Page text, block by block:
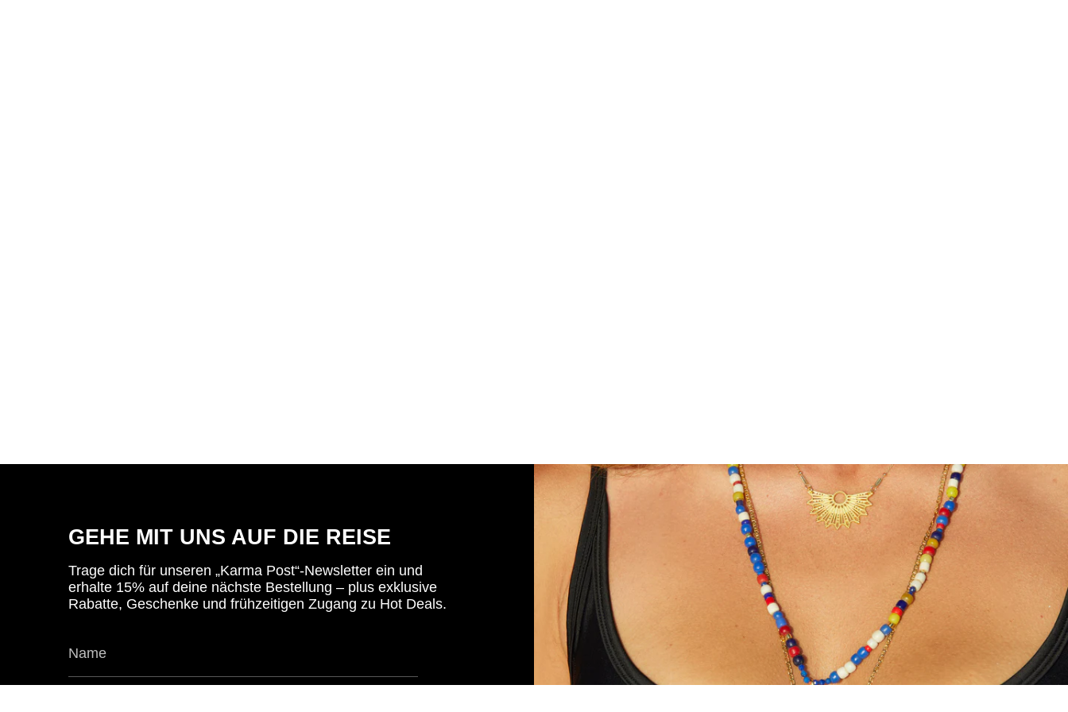
GEHE MIT UNS AUF DIE REISE
Trage dich für unseren „Karma Post“-Newsletter ein und
erhalte 15% auf deine nächste Bestellung – plus exklusive
Rabatte, Geschenke und frühzeitigen Zugang zu Hot Deals.